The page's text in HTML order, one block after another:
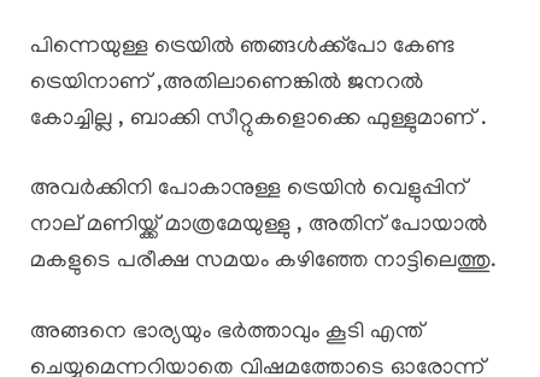
പിന്നെയുള്ള ട്രെയിൽ ഞങ്ങൾക്ക്പോ കേണ്ട
ട്രെയിനാണ് ,അതിലാണെങ്കിൽ ജനറൽ
കോച്ചില്ല , ബാക്കി സീറ്റുകളൊക്കെ ഫുള്ളുമാണ് .
അവർക്കിനി പോകാനുള്ള ട്രെയിൻ വെളുപ്പിന്
നാല് മണിയ്ക്ക് മാത്രമേയുള്ളു , അതിന് പോയാൽ
മകളുടെ പരീക്ഷ സമയം കഴിഞ്ഞേ നാട്ടിലെത്തു.
അങ്ങനെ ഭാര്യയും ഭർത്താവും കൂടി എന്ത്
ചെയ്യുമെന്നറിയാതെ വിഷമത്തോടെ ഓരോന്ന്